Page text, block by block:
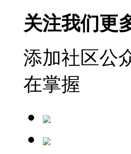
关注我们更
添加社区公
在掌握